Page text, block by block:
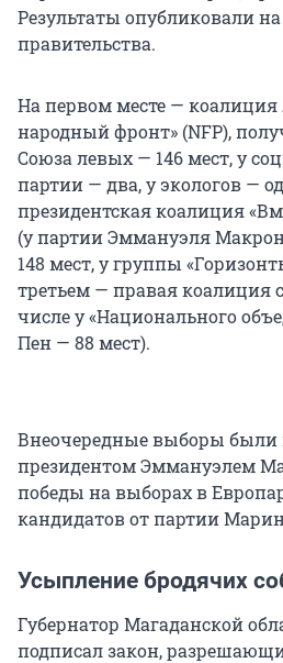
Результаты опубликовали на
правительства.
На первом месте —
народный фронт» (NFP),
Союза левых — 146 мест, у
партии — два, у экологов —
президентская коалиция
(у партии Эммануэля
148 мест, у группы
третьем — правая коалиция
числе у «Национального
Пен — 88 мест).
Внеочередные выборы были
президентом Эммануэлем
победы на выборах в
кандидатов от партии
Усыпление бродячих
Губернатор Магаданской
подписал закон,